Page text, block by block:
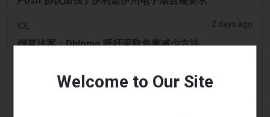
IOL 2 days ago
烟草法案：Dhlomo 呼吁采取危害减少方法
司机协助调查，车内发现电子烟
Welcome to Our Site